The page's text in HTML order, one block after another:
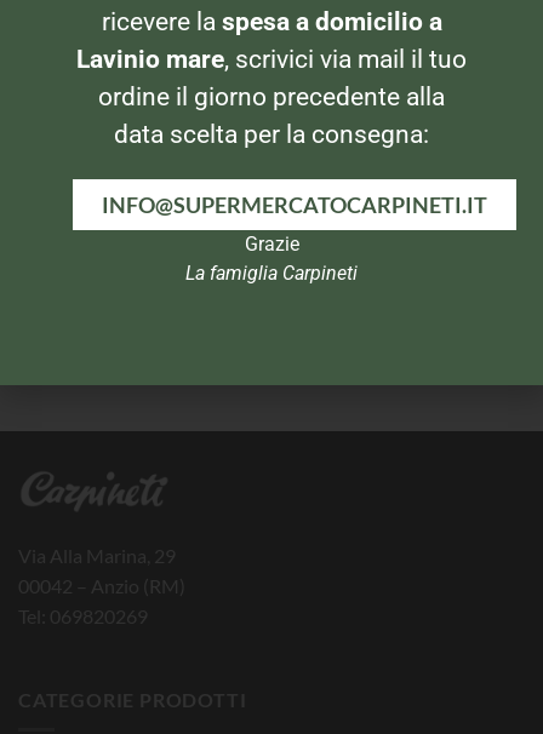
Calgon Powerball Tabs Calgon in Polvere 850gr
Via Alla Marina, 29
00042 – Anzio (RM)
Tel: 069820269
CATEGORIE PRODOTTI
ricevere la spesa a domicilio a
Lavinio mare, scrivici via mail il tuo
ordine il giorno precedente alla
data scelta per la consegna:
INFO@SUPERMERCATOCARPINETI.IT
Grazie
La famiglia Carpineti